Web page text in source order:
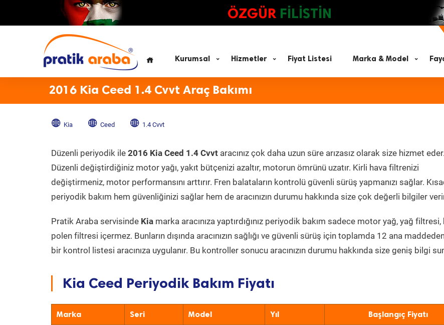
ÖZGÜR FİLİSTİN
Kurumsal Hizmetler Fiyat Listesi Marka & Model
2016 Kia Ceed 1.4 Cvvt Araç Bakımı
Kia Ceed 1.4 Cvvt
Düzenli periyodik ile 2016 Kia Ceed 1.4 Cvvt aracınız çok daha uzun süre arızasız olarak size hizmet eder.
Düzenli değiştirdiğiniz motor yağı, yakıt bütçenizi azaltır, motorun ömrünü uzatır. Kirli hava filtrenizi
değiştirmeniz, motor performansını arttırır. Fren balataların kontrolü güvenli sürüş yapmanızı sağlar.
periyodik bakım hem güvenliğinizi sağlar hem de aracınızın durumu hakkında size çok değerli bilgiler
Pratik Araba servisinde Kia marka aracınıza yaptırdığınız periyodik bakım sadece motor yağ, yağ filtresi,
polen filtresi içermez. Bunların dışında aracınızın sağlığı ve güvenli sürüş için toplamda 12 ana
bir kontrol listesi aracınıza uygulanır. Bu kontroller sonucu aracınızın durumu hakkında size geniş bilgi
Kia Ceed Periyodik Bakım Fiyatı
Marka Seri Model Yıl Başlangıç Fiyatı